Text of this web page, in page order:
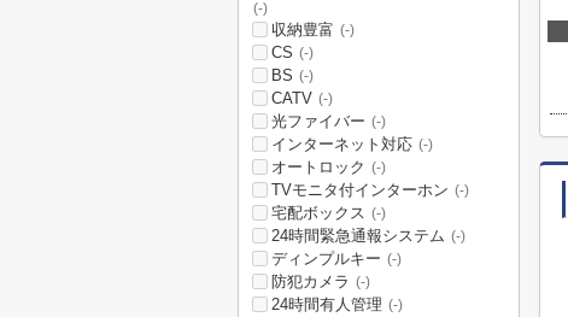
(-)
収納豊富 (-)
CS (-)
BS (-)
CATV (-)
光ファイバー (-)
インターネット対応 (-)
オートロック (-)
TVモニタ付インターホン (-)
宅配ボックス (-)
24時間緊急通報システム (-)
ディンプルキー (-)
防犯カメラ (-)
24時間有人管理 (-)